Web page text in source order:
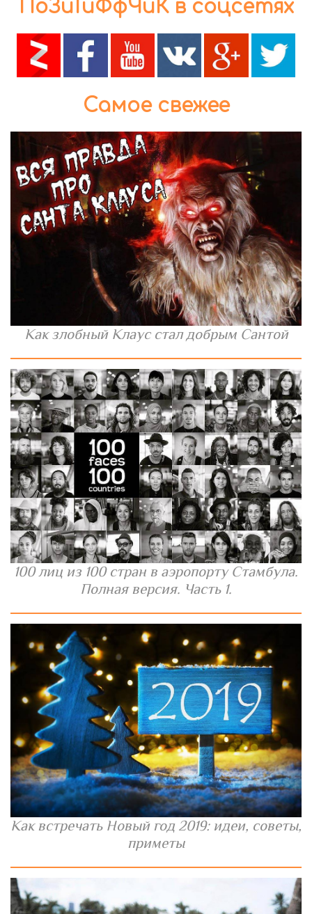
ПоЗиТиФфЧиК в соцсетях
Самое свежее
Как злобный Клаус стал добрым Сантой
100 лиц из 100 стран в аэропорту Стамбула.
Полная версия. Часть 1.
Как встречать Новый год 2019: идеи, советы,
приметы